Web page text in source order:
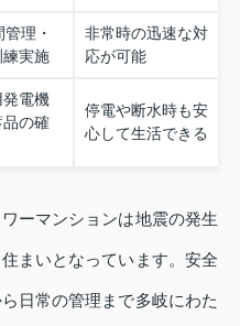
理・
練実施
非常時の迅速な対
応が可能
電機
の確
停電や断水時も安
心して生活できる
ーマンションは地震の発生
まいとなっています。安全
日常の管理まで多岐にわた